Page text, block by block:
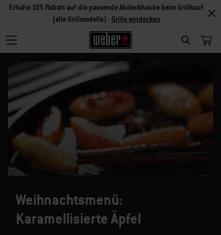
SEARCH
Erhalte 10% Rabatt auf die passende Abdeckhaube beim Grillkauf
(alle Grillmodelle) - Grills entdecken
Weihnachtsmenü:
Karamellisierte Äpfel